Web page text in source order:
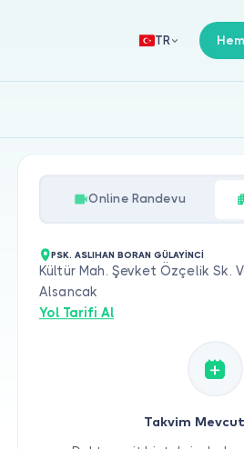
TR
Online Randevu
PSK. ASLIHAN BORAN GÜLAYİNCİ
Kültür Mah. Şevket Özçelik Sk.
Alsancak
Yol Tarifi Al
Takvim